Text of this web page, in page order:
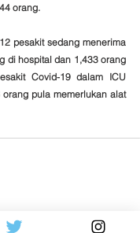
orang.
pesakit sedang menerima
di hospital dan 1,433 orang
Covid-19 dalam ICU
pula memerlukan alat